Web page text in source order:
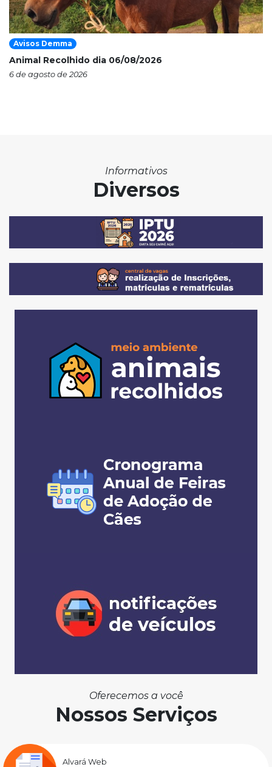
Avisos Demma
Animal Recolhido dia 06/08/2026
6 de agosto de 2026
Informativos
Diversos
Oferecemos a você
Nossos Serviços
Alvará Web